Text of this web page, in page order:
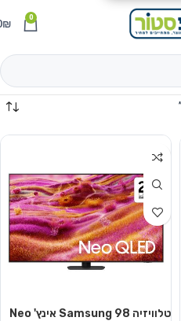
0
₪
טלוויזיה Samsung 98 אינץ' Neo